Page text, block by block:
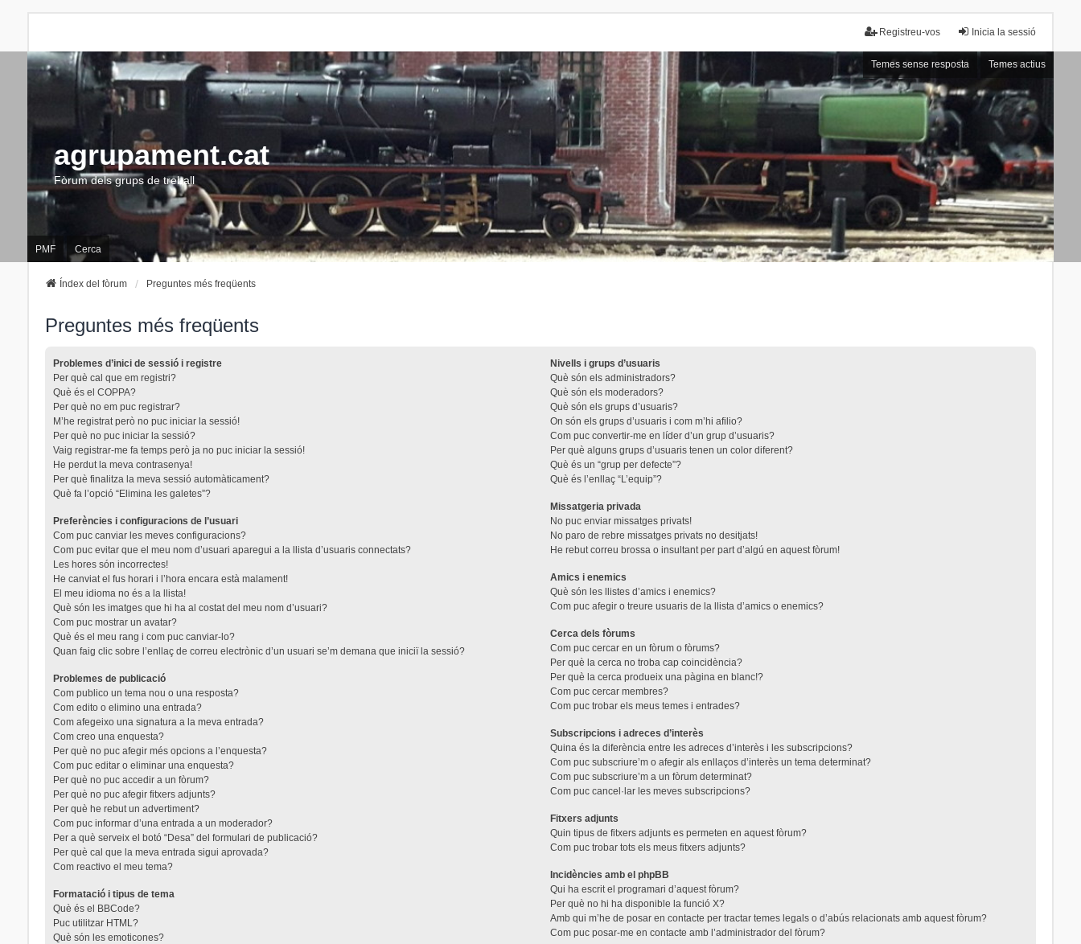
Inicia la sessió
Registreu-vos
Temes sense resposta Temes actius
agrupament.cat
Fòrum dels grups de treball
PMF Cerca
Índex del fòrum Preguntes més freqüents
Preguntes més freqüents
Problemes d’inici de sessió i registre
Per què cal que em registri?
Què és el COPPA?
Per què no em puc registrar?
M’he registrat però no puc iniciar la sessió!
Per què no puc iniciar la sessió?
Vaig registrar-me fa temps però ja no puc iniciar la sessió!
He perdut la meva contrasenya!
Per què finalitza la meva sessió automàticament?
Què fa l’opció “Elimina les galetes”?
Preferències i configuracions de l’usuari
Com puc canviar les meves configuracions?
Com puc evitar que el meu nom d’usuari aparegui a la llista d’usuaris connectats?
Les hores són incorrectes!
He canviat el fus horari i l’hora encara està malament!
El meu idioma no és a la llista!
Què són les imatges que hi ha al costat del meu nom d’usuari?
Com puc mostrar un avatar?
Què és el meu rang i com puc canviar-lo?
Quan faig clic sobre l’enllaç de correu electrònic d’un usuari se’m demana que iniciï la sessió?
Problemes de publicació
Com publico un tema nou o una resposta?
Com edito o elimino una entrada?
Com afegeixo una signatura a la meva entrada?
Com creo una enquesta?
Per què no puc afegir més opcions a l’enquesta?
Com puc editar o eliminar una enquesta?
Per què no puc accedir a un fòrum?
Per què no puc afegir fitxers adjunts?
Per què he rebut un advertiment?
Com puc informar d’una entrada a un moderador?
Per a què serveix el botó “Desa” del formulari de publicació?
Per què cal que la meva entrada sigui aprovada?
Com reactivo el meu tema?
Formatació i tipus de tema
Què és el BBCode?
Puc utilitzar HTML?
Què són les emoticones?
Nivells i grups d’usuaris
Què són els administradors?
Què són els moderadors?
Què són els grups d’usuaris?
On són els grups d’usuaris i com m’hi afilio?
Com puc convertir-me en líder d’un grup d’usuaris?
Per què alguns grups d’usuaris tenen un color diferent?
Què és un “grup per defecte”?
Què és l’enllaç “L’equip”?
Missatgeria privada
No puc enviar missatges privats!
No paro de rebre missatges privats no desitjats!
He rebut correu brossa o insultant per part d’algú en aquest fòrum!
Amics i enemics
Què són les llistes d’amics i enemics?
Com puc afegir o treure usuaris de la llista d’amics o enemics?
Cerca dels fòrums
Com puc cercar en un fòrum o fòrums?
Per què la cerca no troba cap coincidència?
Per què la cerca produeix una pàgina en blanc!?
Com puc cercar membres?
Com puc trobar els meus temes i entrades?
Subscripcions i adreces d’interès
Quina és la diferència entre les adreces d’interès i les subscripcions?
Com puc subscriure’m o afegir als enllaços d’interès un tema determinat?
Com puc subscriure’m a un fòrum determinat?
Com puc cancel·lar les meves subscripcions?
Fitxers adjunts
Quin tipus de fitxers adjunts es permeten en aquest fòrum?
Com puc trobar tots els meus fitxers adjunts?
Incidències amb el phpBB
Qui ha escrit el programari d’aquest fòrum?
Per què no hi ha disponible la funció X?
Amb qui m’he de posar en contacte per tractar temes legals o d’abús relacionats amb aquest fòrum?
Com puc posar-me en contacte amb l’administrador del fòrum?